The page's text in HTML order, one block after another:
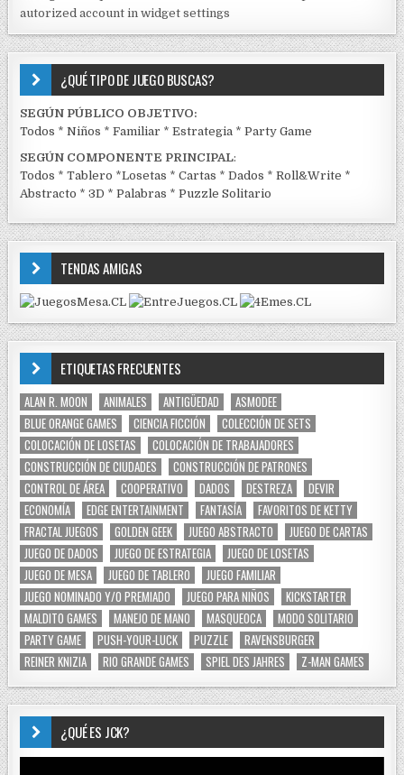
K
autorized account in widget settings
¿QUÉ TIPO DE JUEGO BUSCAS?
SEGÚN PÚBLICO OBJETIVO:
Todos *Niños *Familiar *Estrategia *Party Game
SEGÚN COMPONENTE PRINCIPAL:
Todos *Tablero *Losetas *Cartas *Dados *Roll&Write *
Abstracto *3D *Palabras *Puzzle Solitario
TENDAS AMIGAS
ETIQUETAS FRECUENTES
ALAN R. MOON ANIMALES ANTIGÜEDAD
ASMODEE
BLUE ORANGE GAMES
CIENCIA FICCIÓN
COLECCIÓN DE SETS
COLOCACIÓN DE LOSETAS
COLOCACIÓN DE TRABAJADORES
CONSTRUCCIÓN DE CIUDADES
CONSTRUCCIÓN DE PATRONES
CONTROL DE ÁREA
COOPERATIVO DADOS DESTREZA
DEVIR
ECONOMÍA
EDGE ENTERTAINMENT FANTASÍA
FAVORITOS DE KETTY
FRACTAL JUEGOS
GOLDEN GEEK JUEGO ABSTRACTO
JUEGO DE CARTAS
JUEGO DE DADOS
JUEGO DE ESTRATEGIA
JUEGO DE LOSETAS
JUEGO DE MESA
JUEGO DE TABLERO
JUEGO FAMILIAR
JUEGO NOMINADO Y/O PREMIADO
JUEGO PARA NIÑOS
KICKSTARTER
MALDITO GAMES
MANEJO DE MANO MASQUEOCA
MODO SOLITARIO
PARTY GAME
PUSH-YOUR-LUCK PUZZLE
RAVENSBURGER
REINER KNIZIA
RIO GRANDE GAMES SPIEL DES JAHRES Z-MAN GAMES
¿QUÉ ES JCK?